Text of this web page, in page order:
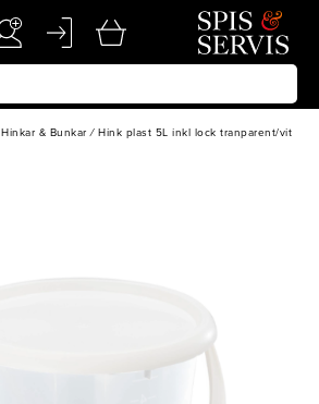
Hinkar & Bunkar / Hink plast 5L inkl lock tranparent/vit